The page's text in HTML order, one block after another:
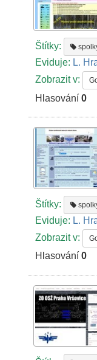
Štítky:
Eviduje: L.
Zobrazit v:
Hlasování0
Štítky:
Eviduje: L.
Zobrazit v:
Hlasování0